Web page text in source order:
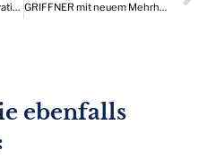
Johnson & Johnson Innovative Medicine Austria ernennt neuen Direktor GRIFFNER mit neuem Mehrheitseigentümer und CEO
ebenfalls